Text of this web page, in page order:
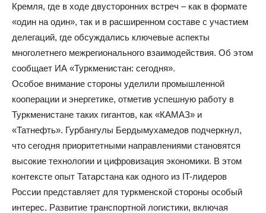
Кремля, где в ходе двусторонних встреч – как в формате
«один на один», так и в расширенном составе с участием
делегаций, где обсуждались ключевые аспекты
многолетнего межрегионального взаимодействия. Об этом
сообщает ИА «Туркменистан: сегодня».
Особое внимание стороны уделили промышленной
кооперации и энергетике, отметив успешную работу в
Туркменистане таких гигантов, как «КАМАЗ» и
«Татнефть». Гурбангулы Бердымухамедов подчеркнул,
что сегодня приоритетными направлениями становятся
высокие технологии и цифровизация экономики. В этом
контексте опыт Татарстана как одного из IT-лидеров
России представляет для туркменской стороны особый
интерес. Развитие транспортной логистики, включая